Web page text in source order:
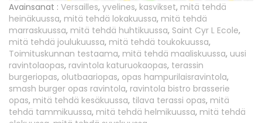
Avainsanat : Versailles, yvelines, kasvikset, mitä tehdä
heinäkuussa, mitä tehdä lokakuussa, mitä tehdä
marraskuussa, mitä tehdä huhtikuussa, Saint Cyr L Ecole,
mitä tehdä joulukuussa, mitä tehdä toukokuussa,
Toimituskunnan testaama, mitä tehdä maaliskuussa, uusi
ravintolaopas, ravintola katuruokaopas, terassin
burgeriopas, olutbaariopas, opas hampurilaisravintola,
smash burger opas ravintola, ravintola bistro brasserie
opas, mitä tehdä kesäkuussa, tilava terassi opas, mitä
tehdä tammikuussa, mitä tehdä helmikuussa, mitä tehdä